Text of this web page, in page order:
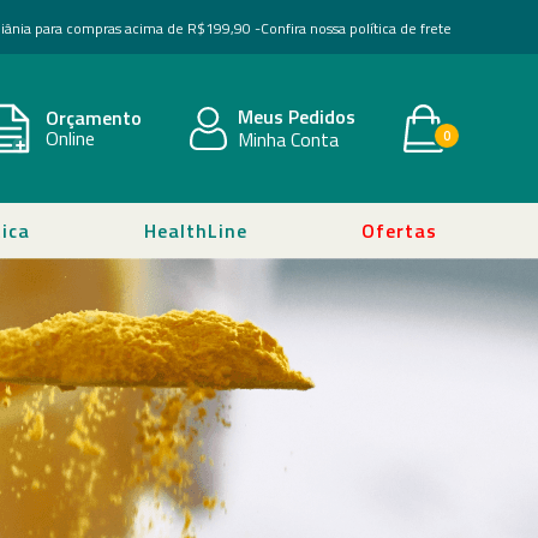
para compras acima de R$199,90 -Confira nossa política de frete
Orçamento
Online
Meus Pedidos
Minha Conta 0
HealthLine Ofertas